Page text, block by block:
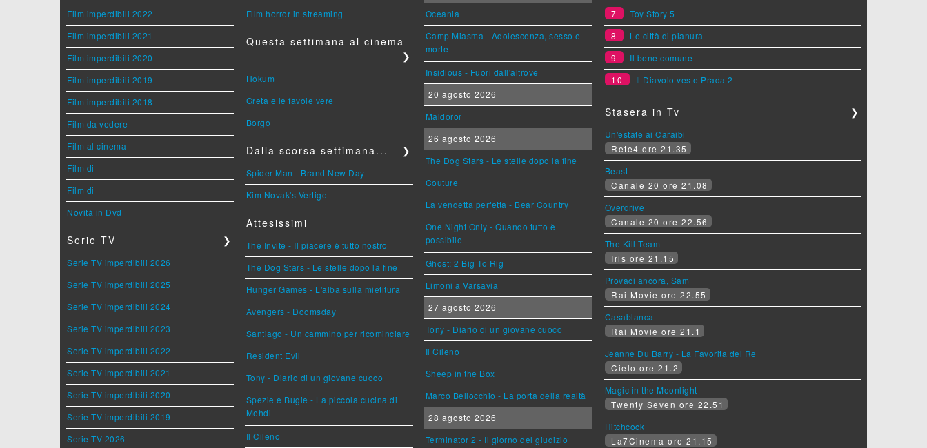
Film imperdibili 2022
Film imperdibili 2021
Film imperdibili 2020
Film imperdibili 2019
Film imperdibili 2018
Film da vedere
Film al cinema
Film di
Film di
Novità in Dvd
Serie TV ❯
Serie TV imperdibili 2026
Serie TV imperdibili 2025
Serie TV imperdibili 2024
Serie TV imperdibili 2023
Serie TV imperdibili 2022
Serie TV imperdibili 2021
Serie TV imperdibili 2020
Serie TV imperdibili 2019
Serie TV 2026
Film horror in streaming
Questa settimana al cinema
❯
Hokum
Greta e le favole vere
Borgo
Dalla scorsa settimana... ❯
Spider-Man - Brand New Day
Kim Novak's Vertigo
Attesissimi
The Invite - Il piacere è tutto nostro
The Dog Stars - Le stelle dopo la fine
Hunger Games - L'alba sulla mietitura
Avengers - Doomsday
Santiago - Un cammino per ricominciare
Resident Evil
Tony - Diario di un giovane cuoco
Spezie e Bugie - La piccola cucina di
Mehdi
Il Cileno
Oceania
Camp Miasma - Adolescenza, sesso e
morte
Insidious - Fuori dall'altrove
20 agosto 2026
Maldoror
26 agosto 2026
The Dog Stars - Le stelle dopo la fine
Couture
La vendetta perfetta - Bear Country
One Night Only - Quando tutto è
possibile
Ghost: 2 Big To Rig
Limoni a Varsavia
27 agosto 2026
Tony - Diario di un giovane cuoco
Il Cileno
Sheep in the Box
Marco Bellocchio - La porta della realtà
28 agosto 2026
Terminator 2 - Il giorno del giudizio
7
Toy Story 5
8
Le città di pianura
9
Il bene comune
10
Il Diavolo veste Prada 2
Stasera in Tv ❯
Un'estate ai Caraibi
Rete4 ore 21.35
Beast
Canale 20 ore 21.08
Overdrive
Canale 20 ore 22.56
The Kill Team
Iris ore 21.15
Provaci ancora, Sam
Rai Movie ore 22.55
Casablanca
Rai Movie ore 21.1
Jeanne Du Barry - La Favorita del Re
Cielo ore 21.2
Magic in the Moonlight
Twenty Seven ore 22.51
Hitchcock
La7Cinema ore 21.15